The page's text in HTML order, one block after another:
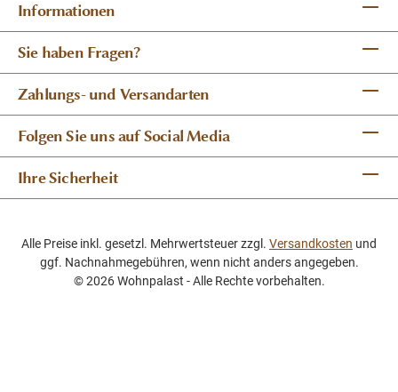
Informationen
Sie haben Fragen?
Zahlungs- und Versandarten
Folgen Sie uns auf Social Media
Ihre Sicherheit
Alle Preise inkl. gesetzl. Mehrwertsteuer zzgl. Versandkosten und
ggf. Nachnahmegebühren, wenn nicht anders angegeben.
© 2026 Wohnpalast - Alle Rechte vorbehalten.